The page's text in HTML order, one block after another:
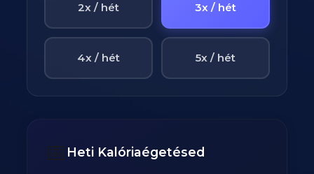
2x / hét 3x / hét
4x / hét 5x / hét
📅 Heti Kalóriaégetésed